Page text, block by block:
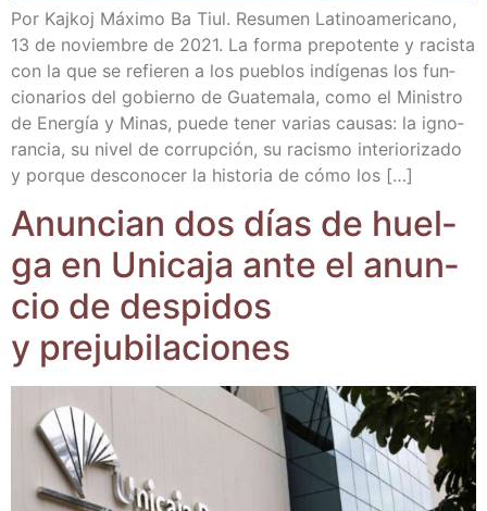
Por Kaj­koj Máxi­mo Ba Tiul. Resu­men Lati­no­ame­ri­cano,
13 de noviem­bre de 2021. La for­ma pre­po­ten­te y racis­ta
con la que se refie­ren a los pue­blos indí­ge­nas los fun­
cio­na­rios del gobierno de Gua­te­ma­la, como el Minis­tro
de Ener­gía y Minas, pue­de tener varias cau­sas: la igno­
ran­cia, su nivel de corrup­ción, su racis­mo inte­rio­ri­za­do
y por­que des­co­no­cer la his­to­ria de cómo los […]
Anun­cian dos días de huel­
ga en Uni­ca­ja ante el anun­
cio de des­pi­dos
y prejubilaciones